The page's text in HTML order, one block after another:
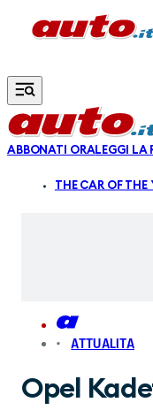
Vai al contenuto principale
ABBONATI ORALEGGI LA
THE CAR OF THE
ATTUALITA
Opel